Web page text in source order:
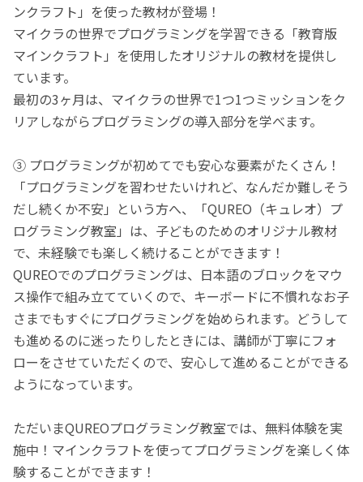
ンクラフト」を使った教材が登場！
マイクラの世界でプログラミングを学習できる「教育版
マインクラフト」を使用したオリジナルの教材を提供し
ています。
最初の3ヶ月は、マイクラの世界で1つ1つミッションをク
リアしながらプログラミングの導入部分を学べます。
③ プログラミングが初めてでも安心な要素がたくさん！
「プログラミングを習わせたいけれど、なんだか難しそう
だし続くか不安」という方へ、「QUREO（キュレオ）プ
ログラミング教室」は、子どものためのオリジナル教材
で、未経験でも楽しく続けることができます！
QUREOでのプログラミングは、日本語のブロックをマウ
ス操作で組み立てていくので、キーボードに不慣れなお子
さまでもすぐにプログラミングを始められます。どうして
も進めるのに迷ったりしたときには、講師が丁寧にフォ
ローをさせていただくので、安心して進めることができる
ようになっています。
ただいまQUREOプログラミング教室では、無料体験を実
施中！マインクラフトを使ってプログラミングを楽しく体
験することができます！